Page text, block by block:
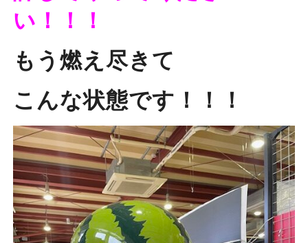
い！！！
もう燃え尽きて
こんな状態です！！！